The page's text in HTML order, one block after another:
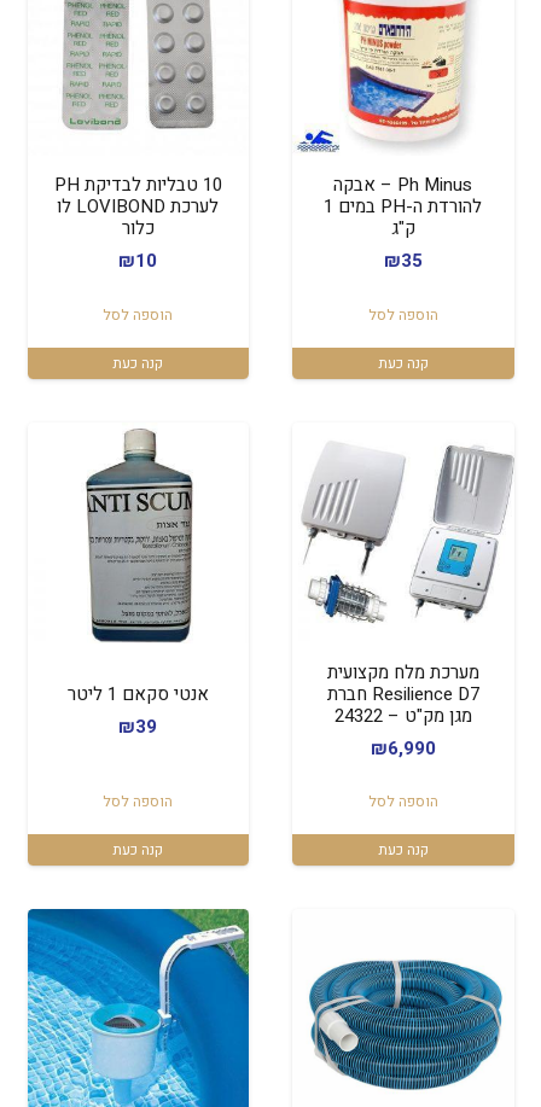
Ph Minus – אבקה
להורדת ה-PH במים 1
ק"ג
₪35
הוספה לסל
קנה כעת
10 טבליות לבדיקת PH
לערכת LOVIBOND לו
כלור
₪10
הוספה לסל
קנה כעת
מערכת מלח מקצועית
Resilience D7 חברת
מגן מק"ט – 24322
₪6,990
הוספה לסל
קנה כעת
אנטי סקאם 1 ליטר
₪39
הוספה לסל
קנה כעת